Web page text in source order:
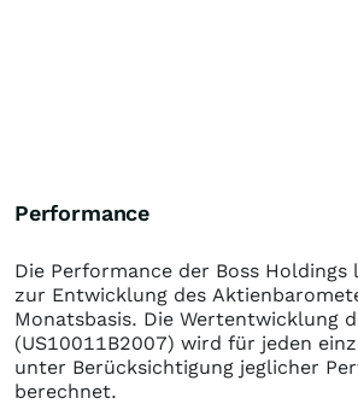
Performance
Die Performance der Boss Holdings
zur Entwicklung des
Monatsbasis. Die Wertentwicklung
(US10011B2007) wird für jeden
unter Berücksichtigung jeglicher
berechnet.